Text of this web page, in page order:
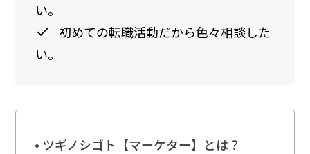
い。
初めての転職活動だから色々相談した
い。
ツギノシゴト【マーケター】とは？